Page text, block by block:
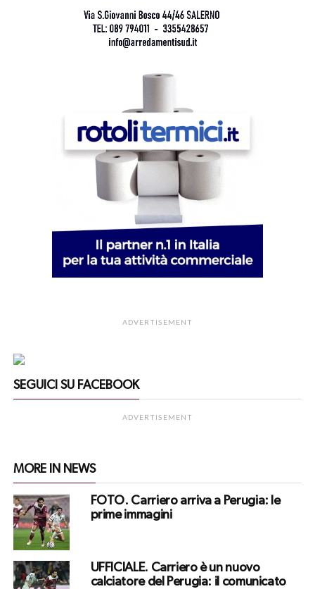
ADVERTISEMENT
SEGUICI SU FACEBOOK
ADVERTISEMENT
MORE IN NEWS
FOTO. Carriero arriva a Perugia: le
prime immagini
UFFICIALE. Carriero è un nuovo
calciatore del Perugia: il comunicato